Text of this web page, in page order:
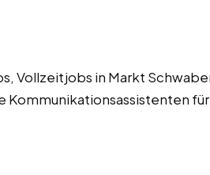
Vollzeitjobs in Markt
Kommunikationsassistenten